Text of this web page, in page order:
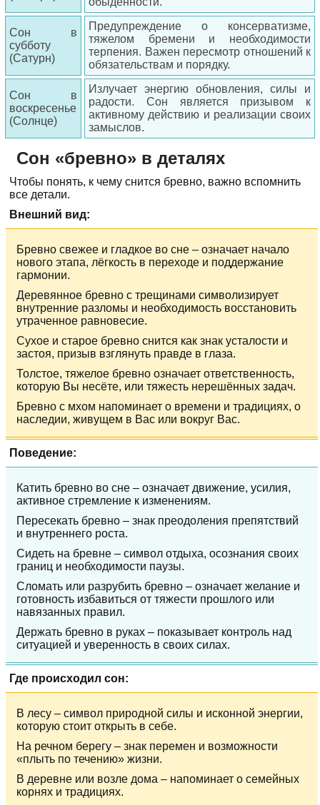
Сон в
субботу
(Сатурн)
Предупреждение о консерватизме,
тяжелом бремени и необходимости
терпения. Важен пересмотр отношений к
обязательствам и порядку.
Сон в
воскресенье
(Солнце)
Излучает энергию обновления, силы и
радости. Сон является призывом к
активному действию и реализации своих
замыслов.
Сон «бревно» в деталях
Чтобы понять, к чему снится бревно, важно вспомнить
все детали.
Внешний вид:
Бревно свежее и гладкое во сне – означает начало
нового этапа, лёгкость в переходе и поддержание
гармонии.
Деревянное бревно с трещинами символизирует
внутренние разломы и необходимость восстановить
утраченное равновесие.
Сухое и старое бревно снится как знак усталости и
застоя, призыв взглянуть правде в глаза.
Толстое, тяжелое бревно означает ответственность,
которую Вы несёте, или тяжесть нерешённых задач.
Бревно с мхом напоминает о времени и традициях, о
наследии, живущем в Вас или вокруг Вас.
Поведение:
Катить бревно во сне – означает движение, усилия,
активное стремление к изменениям.
Пересекать бревно – знак преодоления препятствий
и внутреннего роста.
Сидеть на бревне – символ отдыха, осознания своих
границ и необходимости паузы.
Сломать или разрубить бревно – означает желание и
готовность избавиться от тяжести прошлого или
навязанных правил.
Держать бревно в руках – показывает контроль над
ситуацией и уверенность в своих силах.
Где происходил сон:
В лесу – символ природной силы и исконной энергии,
которую стоит открыть в себе.
На речном берегу – знак перемен и возможности
«плыть по течению» жизни.
В деревне или возле дома – напоминает о семейных
корнях и традициях.